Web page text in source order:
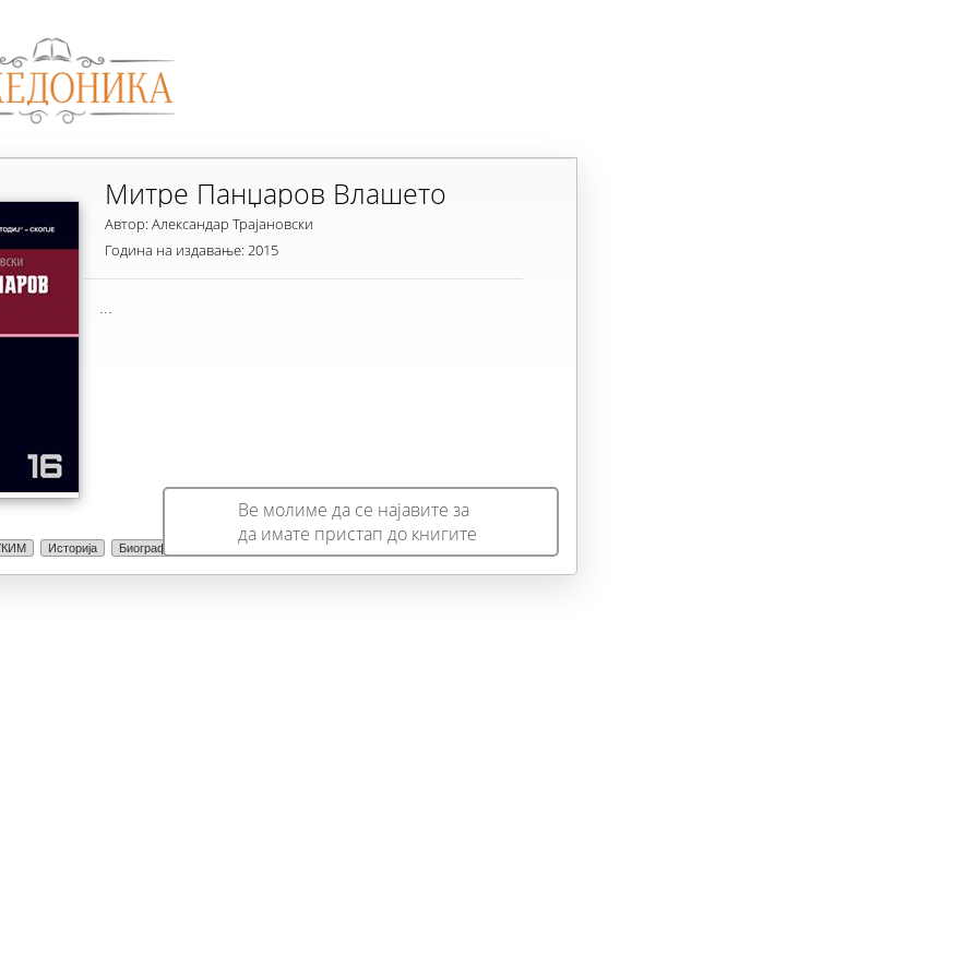
Историја Биографија
Митре Панџаров Влашето
Автор: Александар Трајановски
Година на издавање: 2015
...
Ве молиме да се најавите за
да имате пристап до книгите